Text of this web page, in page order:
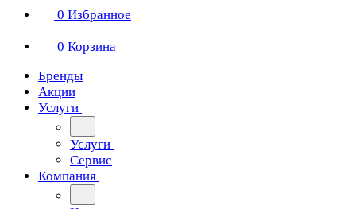
0 Избранное
0 Корзина
Бренды
Акции
Услуги
Услуги
Сервис
Компания